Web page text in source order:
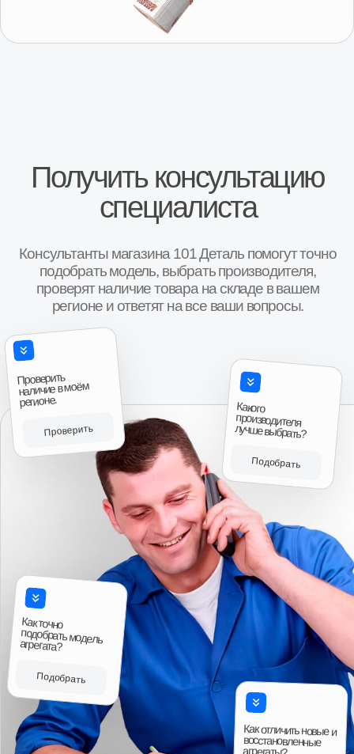
“Привезли на
времени.
Коробка передач
Антон, г.
“Купили коробку
Поставили
работает!!!
КПП Шевроле
“Покупали коробку передач на ниву Шевроле,
во первых порадовало что есть новая коробка в
наличии( в коробке, с документами с завода и
гарантией на один год), во вторых при покупке
понравилось что было из чего выбирать, то есть
причём при выборе даже колебались что взять,
новую или после переборки, потому что даже
после переборки выглядели очень достойно,
аккуратненько в специальных чехлах для них,
порадовало что смогли найти возможность
продать товар даже в нерабочее время, и ещё
приятно порадовала цена, она была как
минимум дешевле на три тысячи чем у
ближайших продавцов аналогичного товара, так
что эмоции отзывы и пожелания только
положительные, всему рекомендую к
Коробка передач Шевроле Нива
Читать больше отзывов